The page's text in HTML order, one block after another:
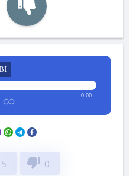
0:00
5 thumb_down 0